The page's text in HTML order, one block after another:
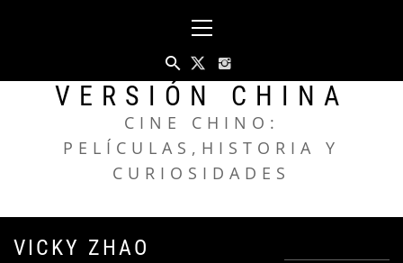
principal
VERSIÓN CHINA
CINE CHINO:
PELÍCULAS,HISTORIA Y
CURIOSIDADES
VICKY ZHAO